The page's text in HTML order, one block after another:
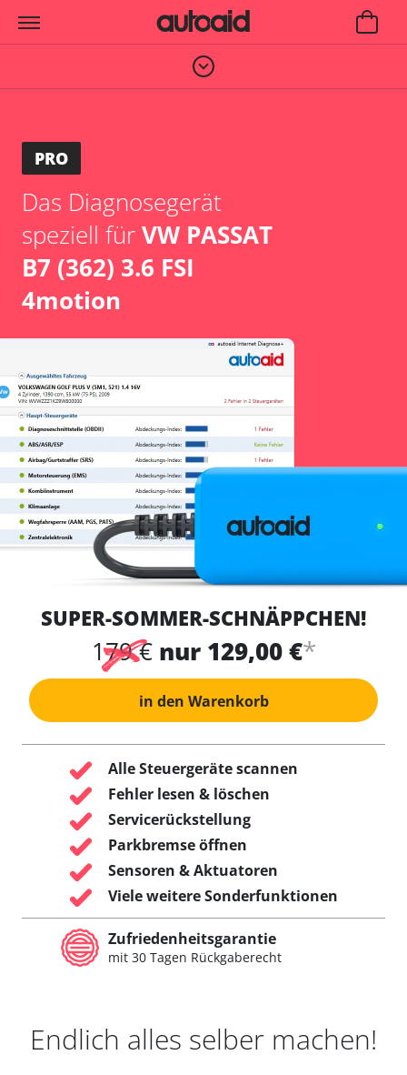
PRO
Das Diagnosegerät
speziell fürVW PASSAT
B7 (362) 3.6 FSI
4motion
SUPER-SOMMER-SCHNÄPPCHEN!
179 € nur 129,00 €*
in den Warenkorb
Alle Steuergeräte scannen
Fehler lesen & löschen
Servicerückstellung
Parkbremse öffnen
Sensoren & Aktuatoren
Viele weitere Sonderfunktionen
Zufriedenheitsgarantie
mit 30 Tagen Rückgaberecht
Endlich alles selber machen!